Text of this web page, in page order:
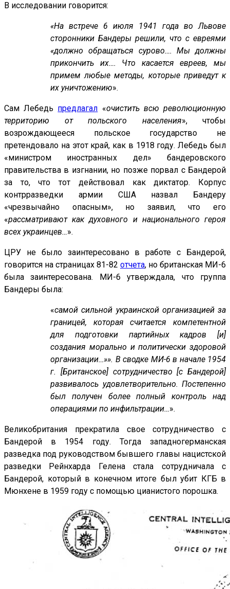
В исследовании говорится:
«На встрече 6 июля 1941 года во Львове
сторонники Бандеры решили, что с евреями
«должно обращаться сурово…. Мы должны
прикончить их…. Что касается евреев, мы
примем любые методы, которые приведут к
их уничтожению».
Сам Лебедь предлагал «очистить всю революционную
территорию от польского населения», чтобы
возрождающееся польское государство не
претендовало на этот край, как в 1918 году. Лебедь был
«министром иностранных дел» бандеровского
правительства в изгнании, но позже порвал с Бандерой
за то, что тот действовал как диктатор. Корпус
контрразведки армии США назвал Бандеру
«чрезвычайно опасным», но заявил, что его
«рассматривают как духовного и национального героя
всех украинцев…».
ЦРУ не было заинтересовано в работе с Бандерой,
говорится на страницах 81-82 отчета, но британская МИ-6
была заинтересована. МИ-6 утверждала, что группа
Бандеры была:
«самой сильной украинской организацией за
границей, которая считается компетентной
для подготовки партийных кадров [и]
создания морально и политически здоровой
организации…»». В сводке МИ-6 в начале 1954
г. [Британское] сотрудничество [с Бандерой]
развивалось удовлетворительно. Постепенно
был получен более полный контроль над
операциями по инфильтрации…».
Великобритания прекратила свое сотрудничество с
Бандерой в 1954 году. Тогда западногерманская
разведка под руководством бывшего главы нацистской
разведки Рейнхарда Гелена стала сотрудничала с
Бандерой, который в конечном итоге был убит КГБ в
Мюнхене в 1959 году с помощью цианистого порошка.